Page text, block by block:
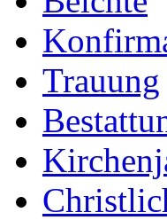
Trauung